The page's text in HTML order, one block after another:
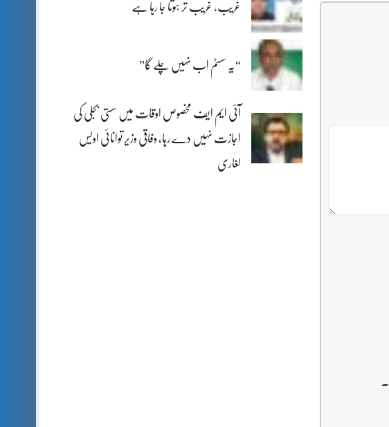
غریب، غریب تر ہوتا جا رہا ہے
“یہ سسٹم اب نہیں چلے گا”
آئی ایم ایف مخصوص اوقات میں سستی بجلی کی
اجازت نہیں دے رہا، وفاقی وزیر توانائی اویس
لغاری